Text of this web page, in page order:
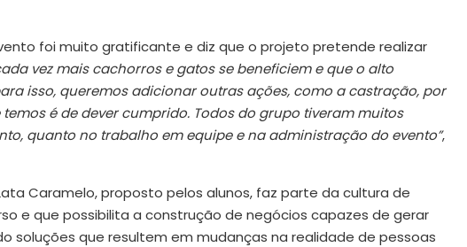
foi muito gratificante e diz que o projeto pretende realizar
vez mais cachorros e gatos se beneficiem e que o alto
isso, queremos adicionar outras ações, como a castração, por
é de dever cumprido. Todos do grupo tiveram muitos
quanto no trabalho em equipe e na administração do evento”,
Caramelo, proposto pelos alunos, faz parte da cultura de
e que possibilita a construção de negócios capazes de gerar
soluções que resultem em mudanças na realidade de pessoas